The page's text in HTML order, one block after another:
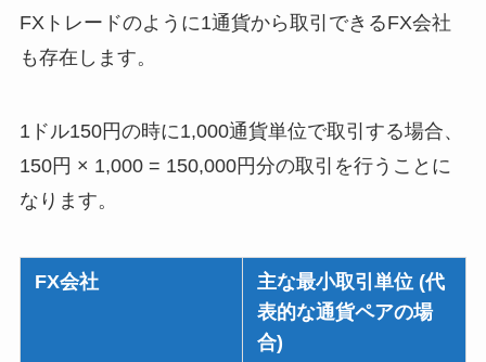
FXトレードのように1通貨から取引できるFX会社
も存在します。
1ドル150円の時に1,000通貨単位で取引する場合、
150円 × 1,000 = 150,000円分の取引を行うことに
なります。
FX会社
主な最小取引単位 (代
表的な通貨ペアの場
合)